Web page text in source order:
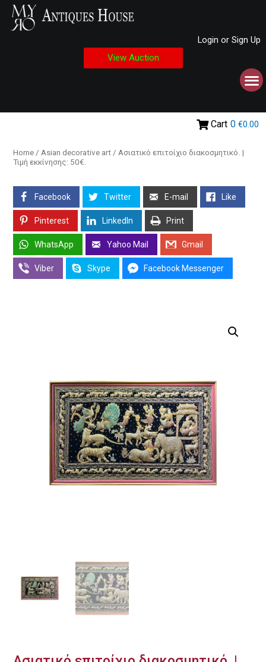
Login or Sign Up
View Auction
Cart 0 €0.00
Home / Asian decorative art / Ασιατικό επιτοίχιο διακοσμητικό. |
Τιμή εκκίνησης: 50€.
Facebook Twitter E-mail Like
Pinterest LinkedIn Print
WhatsApp Yahoo Mail Gmail
Viber Skype Facebook Messenger